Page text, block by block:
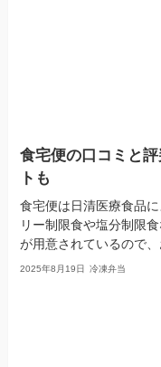
食宅便の口コミと
トも
食宅便は日清医療食品
リー制限食や塩分制限
が用意されているので
2025年8月19日 冷凍弁当